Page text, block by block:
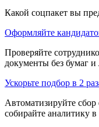
Какой соцпакет вы
Оформляйте
Проверяйте
документы без бумаг
Ускорьте подбор в 2
Автоматизируйте сбор
собирайте аналитику в